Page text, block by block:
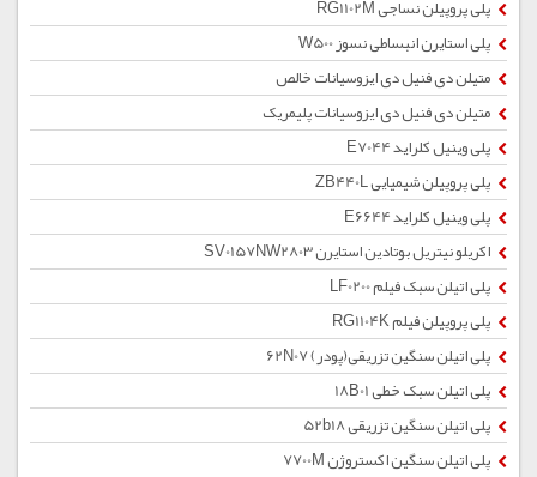
پلی پروپیلن نساجی RG1102M
پلی استایرن انبساطی نسوز W500
متیلن دی فنیل دی ایزوسیانات خالص
متیلن دی فنیل دی ایزوسیانات پلیمریک
پلی وینیل کلراید E7044
پلی پروپیلن شیمیایی ZB440L
پلی وینیل کلراید E6644
اکریلو نیتریل بوتادین استایرن SV0157NW2803
پلی اتیلن سبک فیلم LF0200
پلی پروپیلن فیلم RG1104K
پلی اتیلن سنگین تزریقی(پودر) 62N07
پلی اتیلن سبک خطی 18B01
پلی اتیلن سنگین تزریقی 52b18
پلی اتیلن سنگین اکستروژن 7700M